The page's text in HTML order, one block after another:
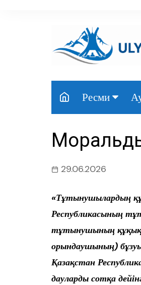
Ресми
Үкімет
Парламент
29.06.2026
«Тұтынушылардың
Республикасының
тұтынушының
орындаушының) бұзуы
Қазақстан
дауларды сотқа